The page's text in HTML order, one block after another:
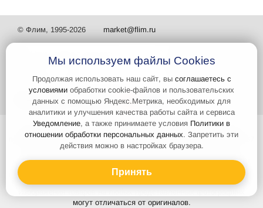
© Флим, 1995-2026 market@flim.ru
Задать вопрос Контакты
Интернет-сайт носит информационный характер и не является
публичной офертой, которая определяется положениями статьи 437
Гражданского кодекса РФ. Информация о характеристиках и
стоимости товаров, указанных на сайте, условия доставки может
быть изменена в одностороннем порядке. Информация по ценам,
может отличаться от фактической, к моменту оформления заказа.
могут отличаться от оригиналов.
Мы используем файлы Cookies
Продолжая использовать наш сайт, вы соглашаетесь с
условиями обработки cookie-файлов и пользовательских
данных с помощью Яндекс.Метрика, необходимых для
аналитики и улучшения качества работы сайта и сервиса
Уведомление, а также принимаете условия Политики в
отношении обработки персональных данных. Запретить эти
действия можно в настройках браузера.
Принять